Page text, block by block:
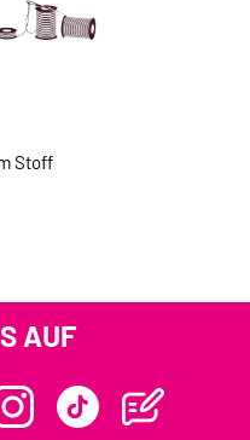
Stoff
AUF